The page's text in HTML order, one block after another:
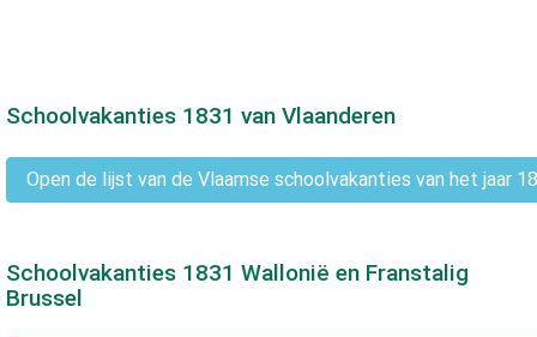
Schoolvakanties 1831 van Vlaanderen
Open de lijst van de Vlaamse schoolvakanties van het jaar
Schoolvakanties 1831 Wallonië en Franstalig
Brussel